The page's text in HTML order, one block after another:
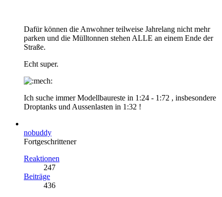
Dafür können die Anwohner teilweise Jahrelang nicht mehr
parken und die Mülltonnen stehen ALLE an einem Ende der
Straße.
Echt super.
Ich suche immer Modellbaureste in 1:24 - 1:72 , insbesondere
Droptanks und Aussenlasten in 1:32 !
nobuddy
Fortgeschrittener
Reaktionen
247
Beiträge
436